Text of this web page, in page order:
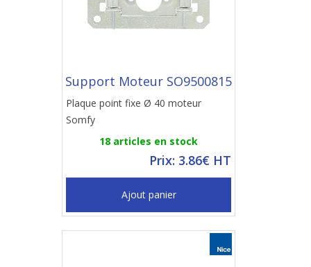
Support Moteur SO9500815
Plaque point fixe Ø 40 moteur
Somfy
18 articles en stock
Prix: 3.86€ HT
Ajout panier